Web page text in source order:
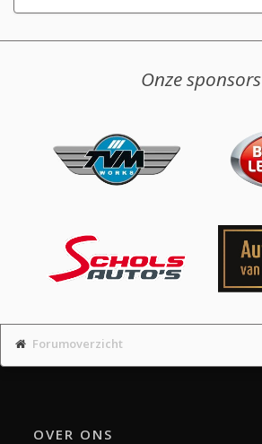
Onze sponsors
Forumoverzicht
OVER ONS